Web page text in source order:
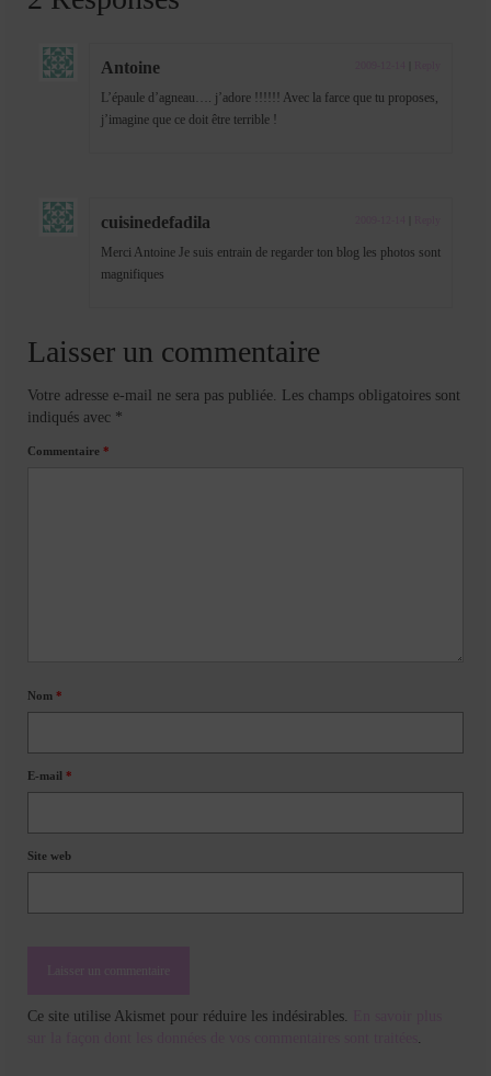
Antoine
L’épaule d’agneau…. j’adore !!!!!! Avec la farce que tu proposes,
j’imagine que ce doit être terrible !
cuisinedefadila
Merci Antoine Je suis entrain de regarder ton blog les photos sont
magnifiques
Laisser un commentaire
Votre adresse e-mail ne sera pas publiée.
Les champs obligatoires sont
indiqués avec *
Commentaire *
Nom *
E-mail *
Site web
Ce site utilise Akismet pour réduire les indésirables.